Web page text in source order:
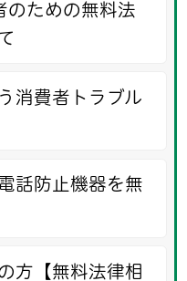
のための無料法
消費者トラブル
話防止機器を無
方【無料法律相